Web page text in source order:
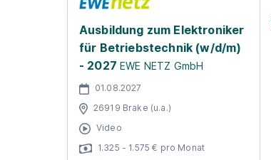
Ausbildung zum Elektroniker
für Betriebstechnik (w/d/m)
- 2027 EWE NETZ GmbH
01.08.2027
26919 Brake (u.a.)
Video
1.325 - 1.575 € pro Monat